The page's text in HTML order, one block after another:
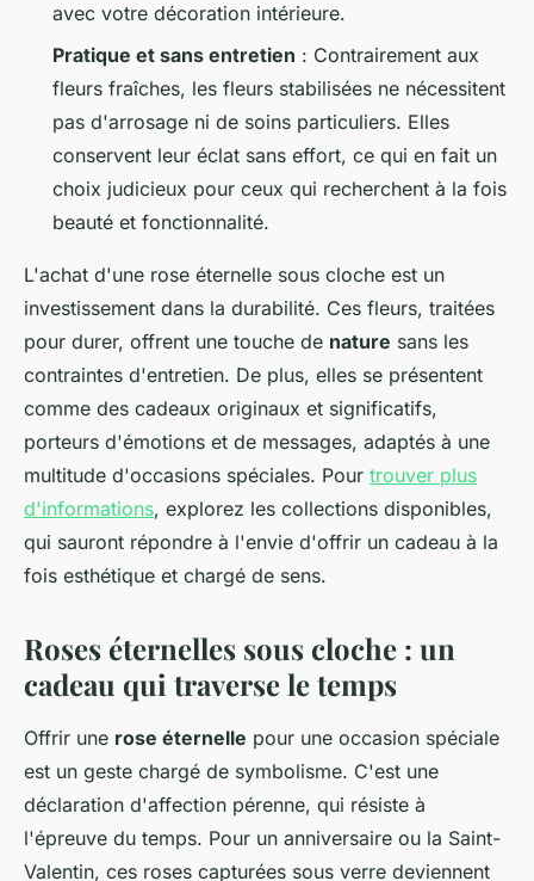
avec votre décoration intérieure.
Pratique et sans entretien : Contrairement aux
fleurs fraîches, les fleurs stabilisées ne nécessitent
pas d'arrosage ni de soins particuliers. Elles
conservent leur éclat sans effort, ce qui en fait un
choix judicieux pour ceux qui recherchent à la fois
beauté et fonctionnalité.
L'achat d'une rose éternelle sous cloche est un
investissement dans la durabilité. Ces fleurs, traitées
pour durer, offrent une touche de nature sans les
contraintes d'entretien. De plus, elles se présentent
comme des cadeaux originaux et significatifs,
porteurs d'émotions et de messages, adaptés à une
multitude d'occasions spéciales. Pour trouver plus
d'informations, explorez les collections disponibles,
qui sauront répondre à l'envie d'offrir un cadeau à la
fois esthétique et chargé de sens.
Roses éternelles sous cloche : un
cadeau qui traverse le temps
Offrir une rose éternelle pour une occasion spéciale
est un geste chargé de symbolisme. C'est une
déclaration d'affection pérenne, qui résiste à
l'épreuve du temps. Pour un anniversaire ou la Saint-
Valentin, ces roses capturées sous verre deviennent